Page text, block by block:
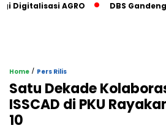
AGRO DBS Gandeng
Home / Pers Rilis
Satu Dekade
ISSCAD di PKU
10